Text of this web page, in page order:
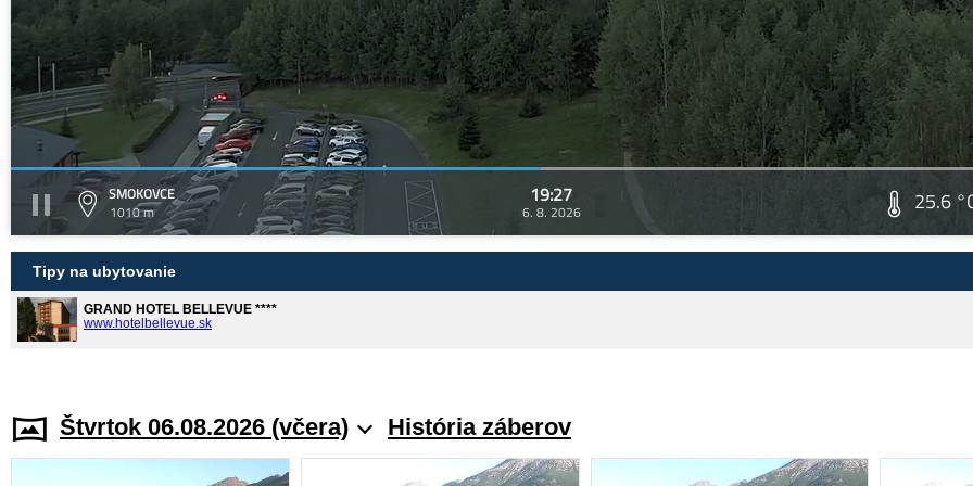
SMOKOVCE
1010 m
19:27
6. 8. 2026 25.6
Tipy na ubytovanie
GRAND HOTEL BELLEVUE ****
www.hotelbellevue.sk
Štvrtok 06.08.2026 (včera) História záberov